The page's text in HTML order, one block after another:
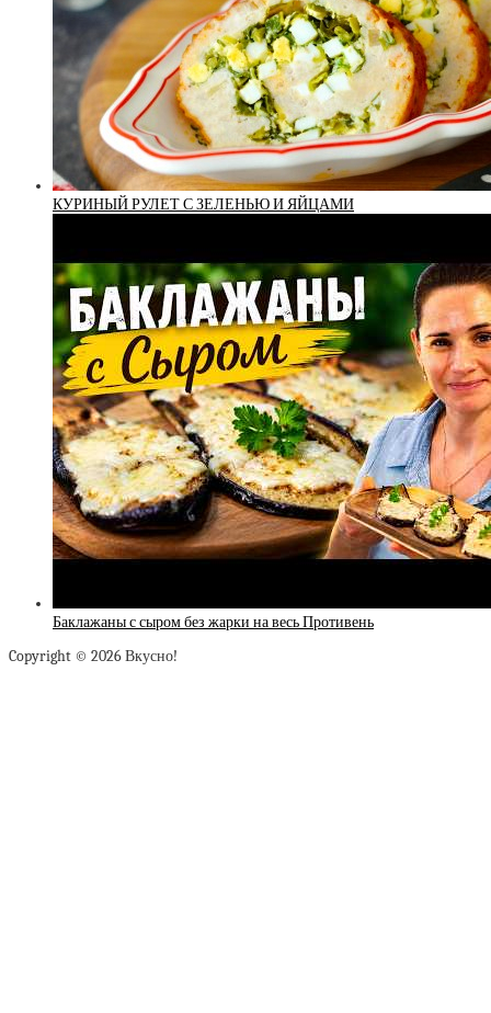
КУРИНЫЙ РУЛЕТ С ЗЕЛЕНЬЮ И ЯЙЦАМИ
Баклажаны с сыром без жарки на весь Противень
Copyright © 2026 Вкусно!